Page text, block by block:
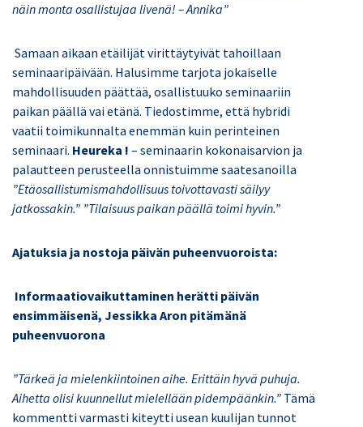
näin monta osallistujaa livenä! – Annika”
Samaan aikaan etäilijät virittäytyivät tahoillaan
seminaaripäivään. Halusimme tarjota jokaiselle
mahdollisuuden päättää, osallistuuko seminaariin
paikan päällä vai etänä. Tiedostimme, että hybridi
vaatii toimikunnalta enemmän kuin perinteinen
seminaari. Heureka ! – seminaarin kokonaisarvion ja
palautteen perusteella onnistuimme saatesanoilla
”Etäosallistumismahdollisuus toivottavasti säilyy
jatkossakin.” ”Tilaisuus paikan päällä toimi hyvin.”
Ajatuksia ja nostoja päivän puheenvuoroista:
Informaatiovaikuttaminen herätti päivän
ensimmäisenä, Jessikka Aron pitämänä
puheenvuorona
”Tärkeä ja mielenkiintoinen aihe. Erittäin hyvä puhuja.
Aihetta olisi kuunnellut mielellään pidempäänkin.” Tämä
kommentti varmasti kiteytti usean kuulijan tunnot